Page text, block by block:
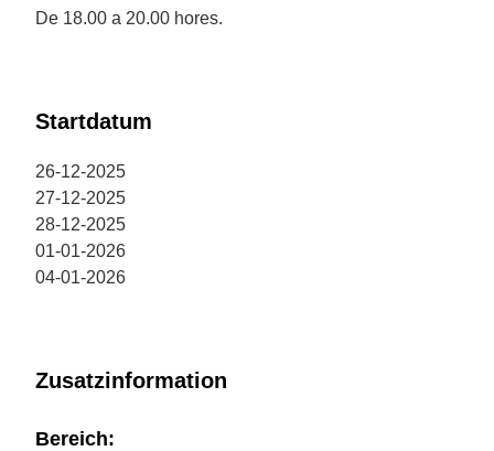
De 18.00 a 20.00 hores.
Startdatum
26-12-2025
27-12-2025
28-12-2025
01-01-2026
04-01-2026
Zusatzinformation
Bereich: